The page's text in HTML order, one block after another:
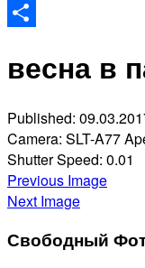
Odnoklassniki
весна в
Published:
Camera: SLT-A77
Shutter Speed: 0.01
Previous Image
Next Image
Свободный